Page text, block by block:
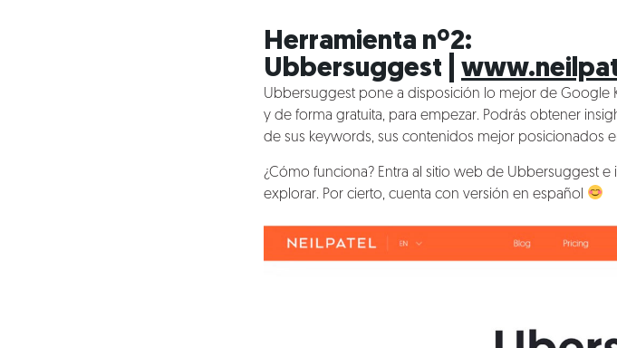
Herramienta nº2:
Ubbersuggest |
Ubbersuggest pone a disposición lo mejor de Google
y de forma gratuita, para empezar. Podrás obtener
de sus keywords, sus contenidos mejor posicionados
¿Cómo funciona? Entra al sitio web de Ubbersuggest
explorar. Por cierto, cuenta con versión en español